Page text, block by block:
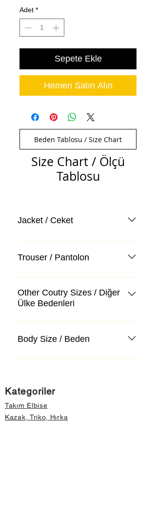
Adet *
Sepete Ekle
Hemen Satın Alın
Beden Tablosu / Size Chart
Size Chart / Ölçü
Tablosu
Jacket / Ceket
Trouser / Pantolon
Other Coutry Sizes / Diğer
Ülke Bedenleri
Body Size / Beden
Kategoriler
Takım Elbise
Kazak, Triko, Hırka